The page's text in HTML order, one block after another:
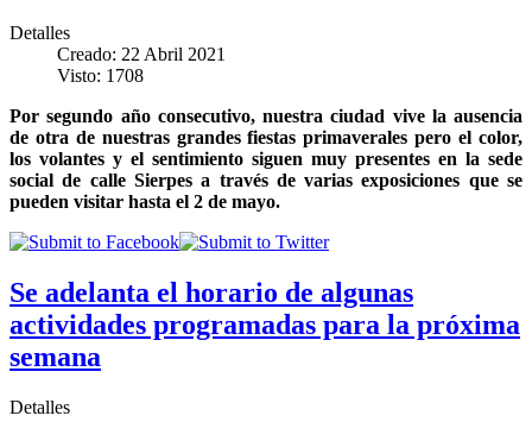
Detalles
Creado: 22 Abril 2021
Visto: 1708
Por segundo año consecutivo, nuestra ciudad vive la ausencia
de otra de nuestras grandes fiestas primaverales pero el color,
los volantes y el sentimiento siguen muy presentes en la sede
social de calle Sierpes a través de varias exposiciones que se
pueden visitar hasta el 2 de mayo.
Se adelanta el horario de algunas
actividades programadas para la próxima
semana
Detalles